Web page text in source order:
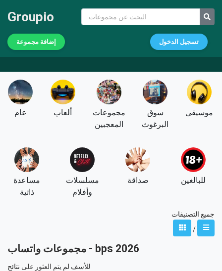
Groupio
إضافة مجموعة تسجيل الدخول
عام ألعاب
مجموعات
المعجبين
سوق
البرغوث
موسيقى
مساعدة
ذاتية
مسلسلات
وأفلام
صداقة للبالغين
جميع التصنيفات
/
مجموعات واتساب - bps 2026
للأسف لم يتم العثور على نتائج